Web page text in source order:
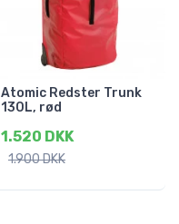
Atomic Redster Trunk
130L, rød
1.520 DKK
1.900 DKK